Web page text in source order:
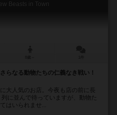
Beasts in Town
らなる動物たちの仁義なき戦い！
大人気のお店。今夜も店の前に長
に並んで待っていますが、動物た
はいられませ...